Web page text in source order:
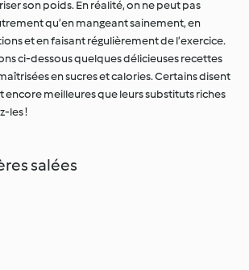
son poids. En réalité, on ne peut pas
qu’en mangeant sainement, en
et en faisant régulièrement de l’exercice.
ci-dessous quelques délicieuses recettes
en sucres et calories. Certains disent
encore meilleures que leurs substituts riches
les !
salées